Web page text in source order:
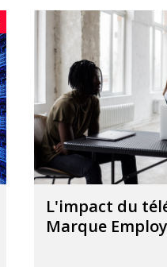
L'impact du
Marque